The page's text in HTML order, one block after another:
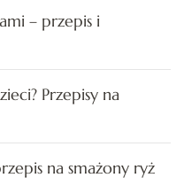
– przepis i
Przepisy na
na smażony ryż